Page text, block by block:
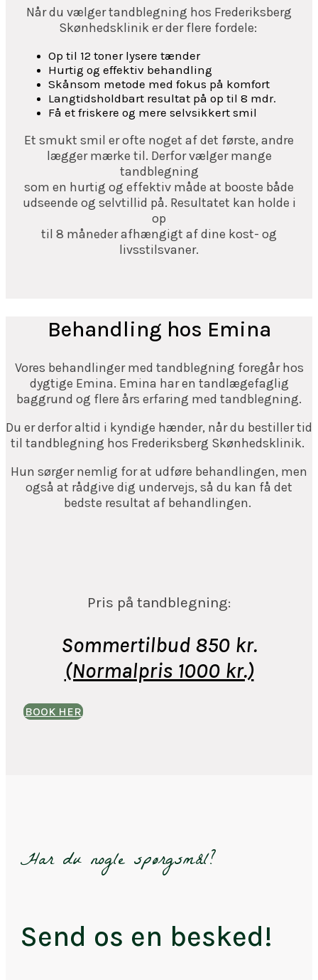
Når du vælger tandblegning hos Frederiksberg
Skønhedsklinik er der flere fordele:
Op til 12 toner lysere tænder
Hurtig og effektiv behandling
Skånsom metode med fokus på komfort
Langtidsholdbart resultat på op til 8 mdr.
Få et friskere og mere selvsikkert smil
Et smukt smil er ofte noget af det første, andre
lægger mærke til. Derfor vælger mange
tandblegning
som en hurtig og effektiv måde at booste både
udseende og selvtillid på. Resultatet kan holde i
op
til 8 måneder afhængigt af dine kost- og
livsstilsvaner.
Behandling hos Emina
Vores behandlinger med tandblegning foregår hos
dygtige Emina. Emina har en tandlægefaglig
baggrund og flere års erfaring med tandblegning.
Du er derfor altid i kyndige hænder, når du bestiller tid
til tandblegning hos Frederiksberg Skønhedsklinik.
Hun sørger nemlig for at udføre behandlingen, men
også at rådgive dig undervejs, så du kan få det
bedste resultat af behandlingen.
Pris på tandblegning:
Sommertilbud 850 kr.
(Normalpris 1000 kr.)
BOOK HER
Har du nogle spørgsmål?
Send os en besked!